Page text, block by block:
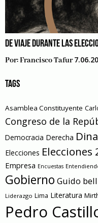
DE VIAJE DURANTE LAS
Por:Francisco Tafur
TAGS
Asamblea Constituyente
Congreso de la
Democracia Derecha
Elecciones Elecciones
Empresa Encuestas
Gobierno Guido
Liderazgo Lima Literatura
Pedro